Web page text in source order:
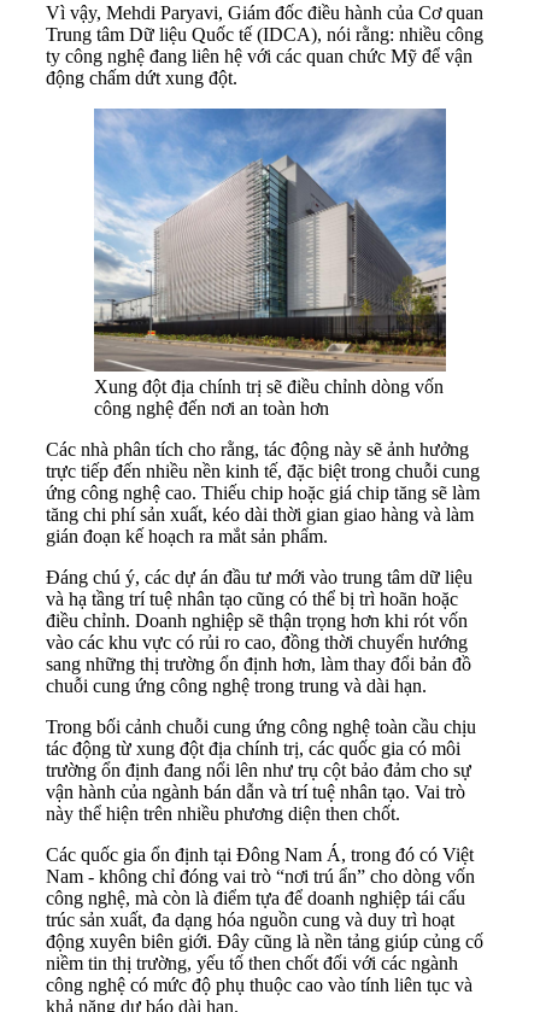
Vì vậy, Mehdi Paryavi, Giám đốc điều hành của Cơ quan
Trung tâm Dữ liệu Quốc tế (IDCA), nói rằng: nhiều công
ty công nghệ đang liên hệ với các quan chức Mỹ để vận
động chấm dứt xung đột.
Xung đột địa chính trị sẽ điều chỉnh dòng vốn
công nghệ đến nơi an toàn hơn
Các nhà phân tích cho rằng, tác động này sẽ ảnh hưởng
trực tiếp đến nhiều nền kinh tế, đặc biệt trong chuỗi cung
ứng công nghệ cao. Thiếu chip hoặc giá chip tăng sẽ làm
tăng chi phí sản xuất, kéo dài thời gian giao hàng và làm
gián đoạn kế hoạch ra mắt sản phẩm.
Đáng chú ý, các dự án đầu tư mới vào trung tâm dữ liệu
và hạ tầng trí tuệ nhân tạo cũng có thể bị trì hoãn hoặc
điều chỉnh. Doanh nghiệp sẽ thận trọng hơn khi rót vốn
vào các khu vực có rủi ro cao, đồng thời chuyển hướng
sang những thị trường ổn định hơn, làm thay đổi bản đồ
chuỗi cung ứng công nghệ trong trung và dài hạn.
Trong bối cảnh chuỗi cung ứng công nghệ toàn cầu chịu
tác động từ xung đột địa chính trị, các quốc gia có môi
trường ổn định đang nổi lên như trụ cột bảo đảm cho sự
vận hành của ngành bán dẫn và trí tuệ nhân tạo. Vai trò
này thể hiện trên nhiều phương diện then chốt.
Các quốc gia ổn định tại Đông Nam Á, trong đó có Việt
Nam - không chỉ đóng vai trò “nơi trú ẩn” cho dòng vốn
công nghệ, mà còn là điểm tựa để doanh nghiệp tái cấu
trúc sản xuất, đa dạng hóa nguồn cung và duy trì hoạt
động xuyên biên giới. Đây cũng là nền tảng giúp củng cố
niềm tin thị trường, yếu tố then chốt đối với các ngành
công nghệ có mức độ phụ thuộc cao vào tính liên tục và
khả năng dự báo dài hạn.